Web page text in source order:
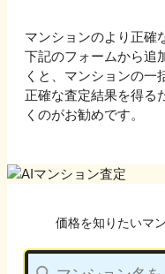
マンションのより正確
下記のフォームから追
くと、マンションの一
正確な査定結果を得る
くのがお勧めです。
価格を知りたいマ